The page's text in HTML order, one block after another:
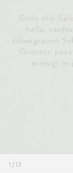
Grün mit
helle,
silbergrauen
Grünton
erzeugt in
1 / 13